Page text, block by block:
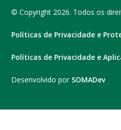
© Copyright 2026. Todos os
Políticas de Privacidade e
Políticas de Privacidade e
Desenvolvido por SOMADev